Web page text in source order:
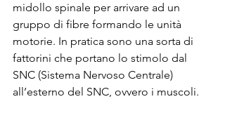
midollo spinale per arrivare ad un
gruppo di fibre formando le unità
motorie. In pratica sono una sorta di
fattorini che portano lo stimolo dal
SNC (Sistema Nervoso Centrale)
all’esterno del SNC, ovvero i muscoli.